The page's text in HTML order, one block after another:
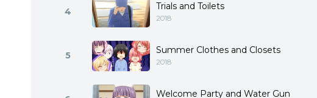
4 Trials and Toilets
2018
5 Summer Clothes and Closets
2018
Welcome Party and Water Gun